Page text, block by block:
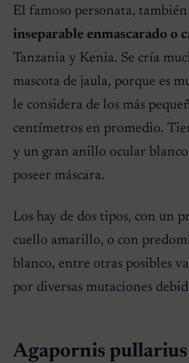
El famoso personata,
inseparable enmascarado o
Tanzania y Kenia. Se cría
mascota de jaula, porque es
le considera de los más
centímetros en promedio.
y un gran anillo ocular blanco
poseer máscara.
Los hay de dos tipos, con un
cuello amarillo, o con
blanco, entre otras posibles
por diversas mutaciones
Agapornis pullarius